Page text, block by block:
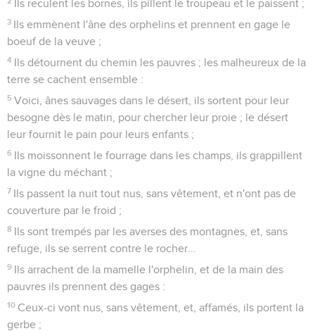
Ils reculent les bornes, ils pillent le troupeau et le paissent ;
3 Ils emmènent l'âne des orphelins et prennent en gage le
boeuf de la veuve ;
4 Ils détournent du chemin les pauvres ; les malheureux de la
terre se cachent ensemble :
5 Voici, ânes sauvages dans le désert, ils sortent pour leur
besogne dès le matin, pour chercher leur proie ; le désert
leur fournit le pain pour leurs enfants ;
6 Ils moissonnent le fourrage dans les champs, ils grappillent
la vigne du méchant ;
7 Ils passent la nuit tout nus, sans vêtement, et n'ont pas de
couverture par le froid ;
8 Ils sont trempés par les averses des montagnes, et, sans
refuge, ils se serrent contre le rocher...
9 Ils arrachent de la mamelle l'orphelin, et de la main des
pauvres ils prennent des gages :
10 Ceux-ci vont nus, sans vêtement, et, affamés, ils portent la
gerbe ;